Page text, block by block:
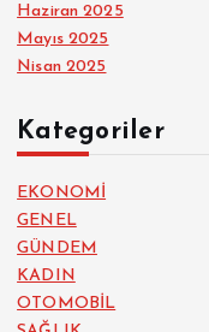
Haziran 2025
Mayıs 2025
Nisan 2025
Kategoriler
EKONOMİ
GENEL
GÜNDEM
KADIN
OTOMOBİL